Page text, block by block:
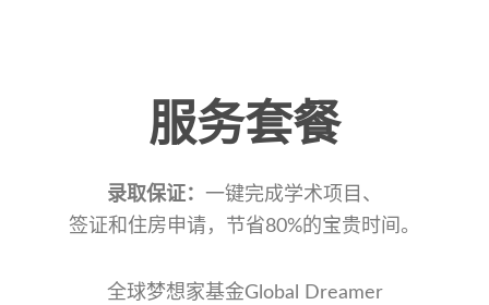
服务套餐
录取保证： 一键完成学术项目、
签证和住房申请，节省80%的宝贵时间。
全球梦想家基金Global Dreamer